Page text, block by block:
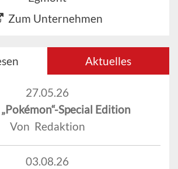
Zum Unternehmen
Aktuelles
27.05.26
Special Edition
Von Redaktion
03.08.26